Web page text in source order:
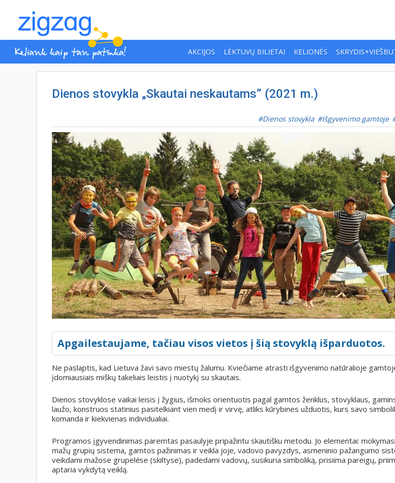
AKCIJOS LĖKTUVŲ BILIETAI KELIONĖS
Dienos stovykla „Skautai neskautams” (2021 m.)
Dienos stovykla Išgyvenimo gamtoje
Apgailestaujame, tačiau visos vietos į šią stovyklą išparduotos.
Ne paslaptis, kad Lietuva žavi savo miestų žalumu. Kviečiame atrasti išgyvenimo natūralioje
įdomiausiais miškų takeliais leistis į nuotykį su skautais.
Dienos stovyklose vaikai leisis į žygius, išmoks orientuotis pagal gamtos ženklus, stovyklaus,
laužo, konstruos statinius pasitelkiant vien medį ir virvę, atliks kūrybines užduotis, kurs savo
komanda ir kiekvienas individualiai.
Programos įgyvendinimas paremtas pasaulyje pripažintu skautišku metodu. Jo elementai:
mažų grupių sistema, gamtos pažinimas ir veikla joje, vadovo pavyzdys, asmeninio pažangumo
veikdami mažose grupelėse (skiltyse), padedami vadovų, susikuria simboliką, prisiima pareigų,
aptaria vykdytą veiklą.